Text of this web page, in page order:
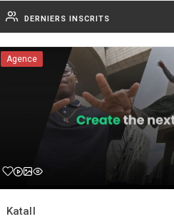
DERNIERS INSCRITS
Agence
Katall